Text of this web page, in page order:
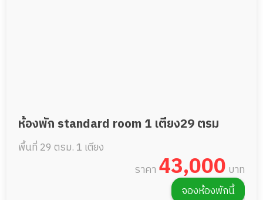
ห้องพัก standard room 1 เตียง29 ตรม
พื้นที่ 29 ตรม. 1 เตียง
ราคา 43,000 บาท
จองห้องพักนี้